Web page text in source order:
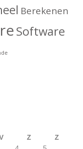
Berekenen
Software
Z
Z